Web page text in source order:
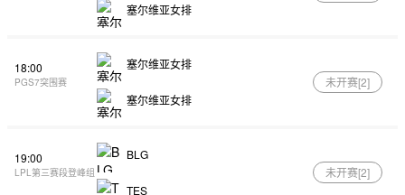
塞尔维亚女排
18:00
PGS7突围赛
塞尔维亚女排
塞尔维亚女排
未开赛[2]
19:00
LPL第三赛段登峰组
BLG
TES
未开赛[2]